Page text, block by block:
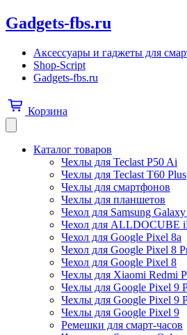
Gadgets-fbs.ru
Аксессуары и гаджеты для
Shop-Script
Gadgets-fbs.ru
Корзина
Каталог товаров
Чехлы для Teclast P50 Ai
Чехлы для Teclast T60 Plus
Чехлы для смартфонов
Чехлы для планшетов
Чехол для Samsung
Чехол для ALLDOCUBE
Чехол для Google Pixel 8a
Чехол для Google Pixel 8
Чехол для Google Pixel 8
Чехлы для Xiaomi Redmi
Чехлы для Google Pixel 9
Чехлы для Google Pixel 9
Чехлы для Google Pixel 9
Ремешки для смарт-часов